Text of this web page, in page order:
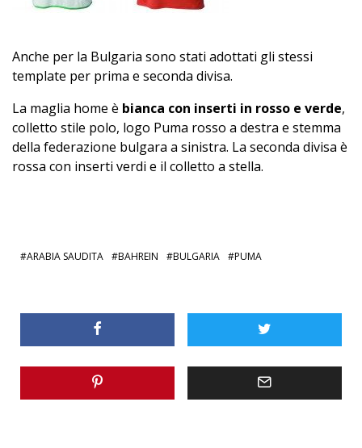
Anche per la Bulgaria sono stati adottati gli stessi
template per prima e seconda divisa.
La maglia home è bianca con inserti in rosso e verde,
colletto stile polo, logo Puma rosso a destra e stemma
della federazione bulgara a sinistra. La seconda divisa è
rossa con inserti verdi e il colletto a stella.
ARABIA SAUDITA BAHREIN BULGARIA PUMA